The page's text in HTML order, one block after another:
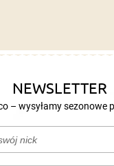
NEWSLETTER
– wysyłamy sezonowe